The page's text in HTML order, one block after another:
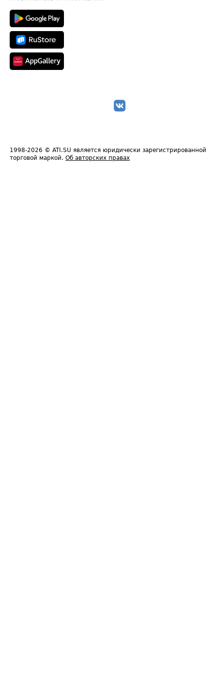
1998-2026 © ATI.SU является юридически зарегистрированной
торговой маркой. Об авторских правах